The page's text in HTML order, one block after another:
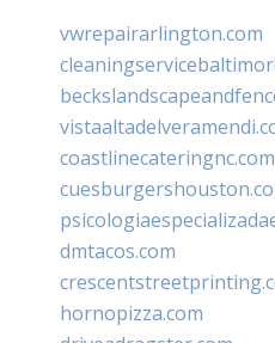
vwrepairarlington.com
coastlinecateringnc.com
dmtacos.com
hornopizza.com